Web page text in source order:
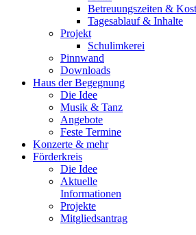
Betreuungszeiten &
Tagesablauf & Inhalte
Projekt
Schulimkerei
Pinnwand
Downloads
Haus der Begegnung
Die Idee
Musik & Tanz
Angebote
Feste Termine
Konzerte & mehr
Förderkreis
Die Idee
Aktuelle
Informationen
Projekte
Mitgliedsantrag